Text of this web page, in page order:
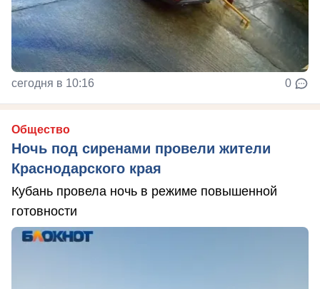
сегодня в 10:16 0
Общество
Ночь под сиренами провели жители
Краснодарского края
Кубань провела ночь в режиме повышенной
готовности